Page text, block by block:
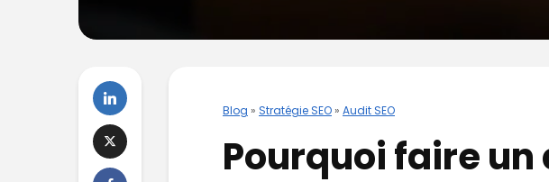
Blog » Stratégie SEO » Audit SEO
Pourquoi faire un